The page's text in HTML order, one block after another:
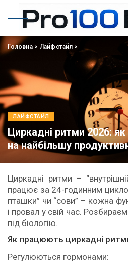
Головна> Лайфстайл>
ЛАЙФСТАЙЛ
Циркадні ритми 2026:
на найбільшу
Циркадні ритми –
працює за 24-годинним
пташки” чи “сови” – кожна
і провал у свій час.
під біологію.
Як працюють циркадні
Регулюються гормонами: